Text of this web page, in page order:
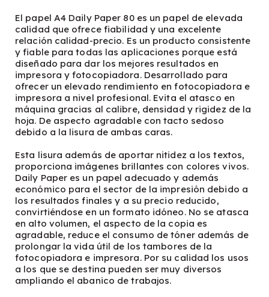
El papel A4 Daily Paper 80 es un papel de elevada
calidad que ofrece fiabilidad y una excelente
relación calidad-precio. Es un producto consistente
y fiable para todas las aplicaciones porque está
diseñado para dar los mejores resultados en
impresora y fotocopiadora. Desarrollado para
ofrecer un elevado rendimiento en fotocopiadora e
impresora a nivel profesional. Evita el atasco en
máquina gracias al calibre, densidad y rigidez de la
hoja. De aspecto agradable con tacto sedoso
debido a la lisura de ambas caras.
Esta lisura además de aportar nitidez a los textos,
proporciona imágenes brillantes con colores vivos.
Daily Paper es un papel adecuado y además
económico para el sector de la impresión debido a
los resultados finales y a su precio reducido,
convirtiéndose en un formato idóneo. No se atasca
en alto volumen, el aspecto de la copia es
agradable, reduce el consumo de tóner además de
prolongar la vida útil de los tambores de la
fotocopiadora e impresora. Por su calidad los usos
a los que se destina pueden ser muy diversos
ampliando el abanico de trabajos.